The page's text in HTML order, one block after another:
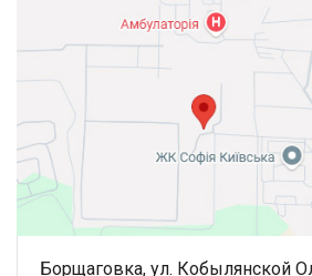
Борщаговка, ул. Кобылянской